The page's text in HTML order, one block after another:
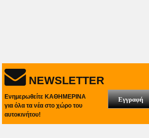
NEWSLETTER
Ενημερωθείτε ΚΑΘΗΜΕΡΙΝΑ
για όλα τα νέα στο χώρο του
αυτοκινήτου!
Εγγραφή